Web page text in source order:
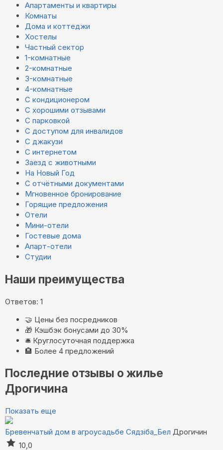
Апартаменты и квартиры
Комнаты
Дома и коттеджи
Хостелы
Частный сектор
1-комнатные
2-комнатные
3-комнатные
4-комнатные
С кондиционером
С хорошими отзывами
С парковкой
С доступом для инвалидов
С джакузи
С интернетом
Заезд с животными
На Новый Год
С отчётными документами
Мгновенное бронирование
Горящие предложения
Отели
Мини-отели
Гостевые дома
Апарт-отели
Студии
Наши преимущества
Ответов: 1
🤝 Цены без посредников
🎁 Кэшбэк бонусами до 30%
🛎️ Круглосуточная поддержка
🏨 Более 4 предложений
Последние отзывы о жилье
Дрогичина
Показать еще
Бревенчатый дом в агроусадьбе Сядзiба_Бел Дрогичин
10,0